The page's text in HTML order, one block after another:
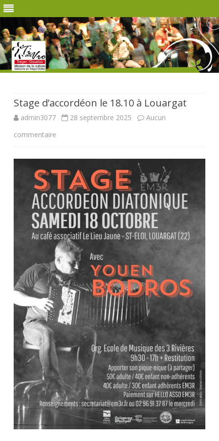
Stage d’accordéon le 18.10 à Louargat
admin3077 28 septembre 2025
Aucun
commentaire
d’accordéon
18.10
à
Louargat